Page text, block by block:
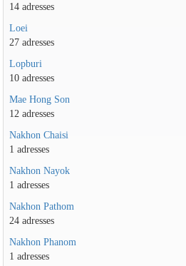
14 adresses
Loei
27 adresses
Lopburi
10 adresses
Mae Hong Son
12 adresses
Nakhon Chaisi
1 adresses
Nakhon Nayok
1 adresses
Nakhon Pathom
24 adresses
Nakhon Phanom
1 adresses